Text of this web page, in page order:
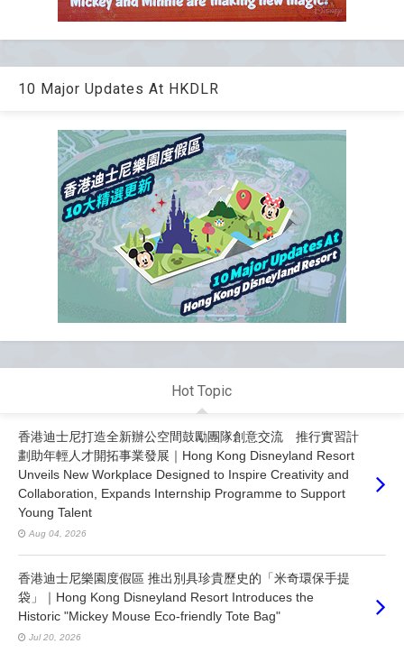
10 Major Updates At HKDLR
Hot Topic
香港迪士尼打造全新辦公空間鼓勵團隊創意交流 推行實習計
劃助年輕人才開拓事業發展｜Hong Kong Disneyland Resort
Unveils New Workplace Designed to Inspire Creativity and
Collaboration, Expands Internship Programme to Support
Young Talent
Aug 04, 2026
香港迪士尼樂園度假區 推出別具珍貴歷史的「米奇環保手提
袋」｜Hong Kong Disneyland Resort Introduces the
Historic "Mickey Mouse Eco-friendly Tote Bag"
Jul 20, 2026